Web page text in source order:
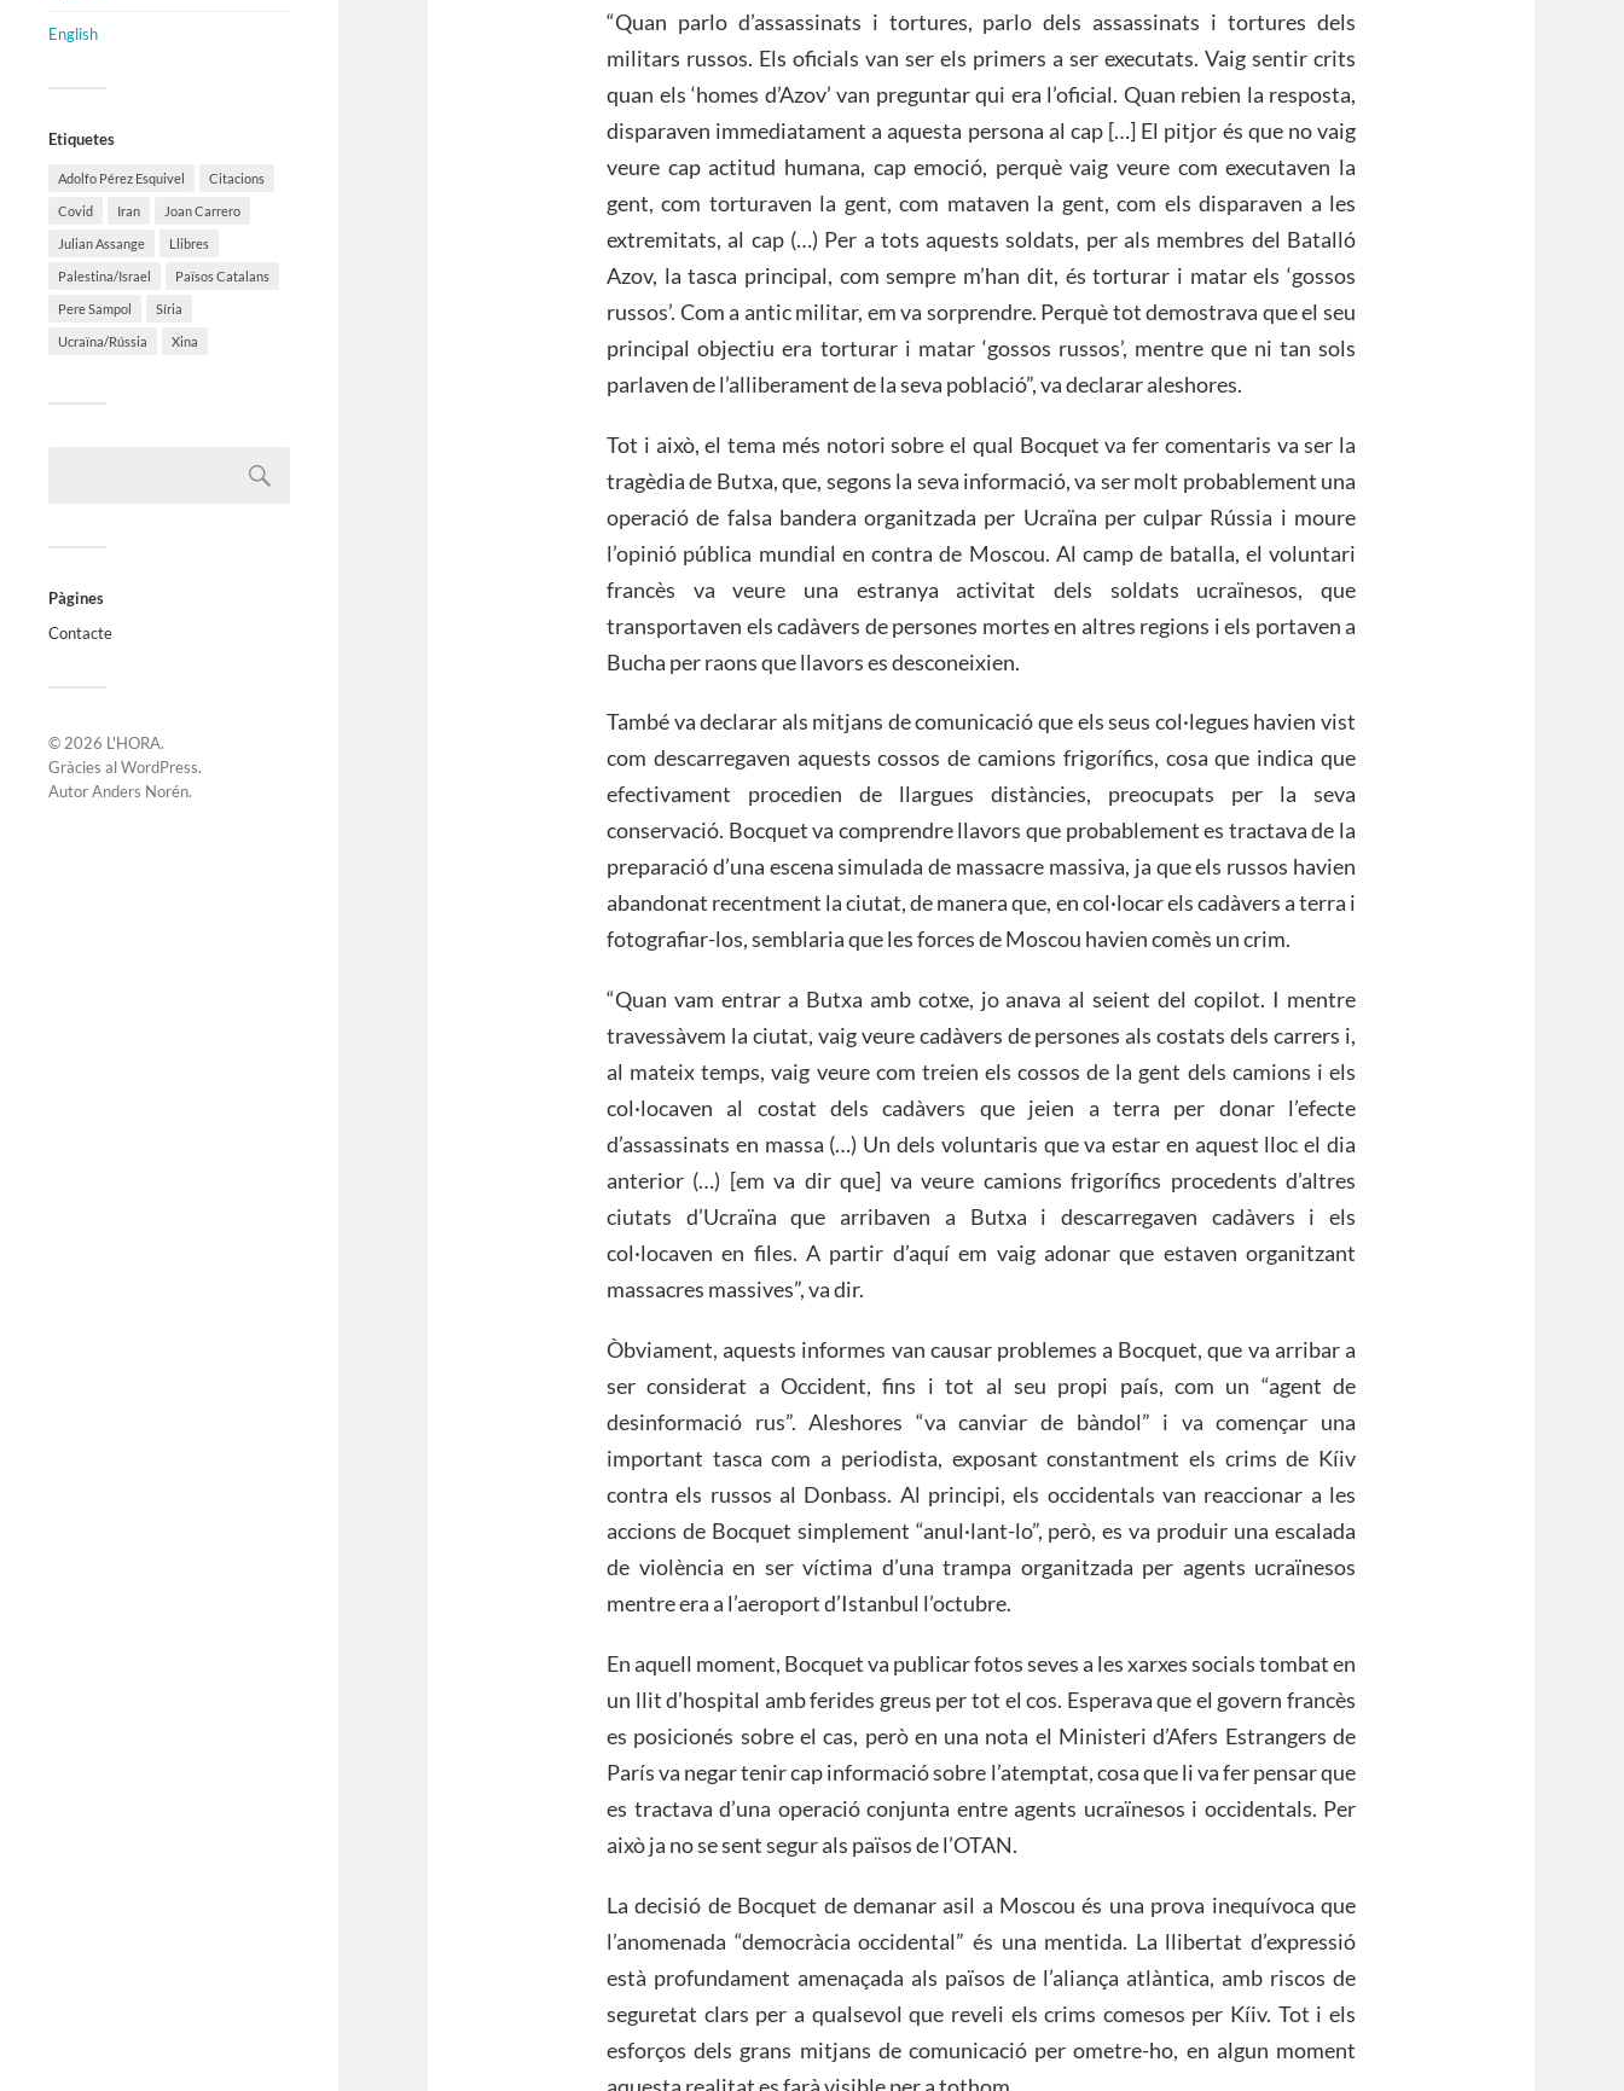
English
Etiquetes
Adolfo Pérez Esquivel Citacions
Covid Iran Joan Carrero
Julian Assange Llibres
Palestina/Israel Països Catalans
Pere Sampol Síria
Ucraïna/Rússia Xina
Pàgines
Contacte
© 2026 L'HORA.
Gràcies alWordPress.
AutorAnders Norén.
“Quan parlo d’assassinats i tortures, parlo dels assassinats i tortures dels
militars russos. Els oficials van ser els primers a ser executats. Vaig sentir crits
quan els ‘homes d’Azov’ van preguntar qui era l’oficial. Quan rebien la resposta,
disparaven immediatament a aquesta persona al cap […] El pitjor és que no vaig
veure cap actitud humana, cap emoció, perquè vaig veure com executaven la
gent, com torturaven la gent, com mataven la gent, com els disparaven a les
extremitats, al cap (…) Per a tots aquests soldats, per als membres del Batalló
Azov, la tasca principal, com sempre m’han dit, és torturar i matar els ‘gossos
russos’. Com a antic militar, em va sorprendre. Perquè tot demostrava que el seu
principal objectiu era torturar i matar ‘gossos russos’, mentre que ni tan sols
parlaven de l’alliberament de la seva població”, va declarar aleshores.
Tot i això, el tema més notori sobre el qual Bocquet va fer comentaris va ser la
tragèdia de Butxa, que, segons la seva informació, va ser molt probablement una
operació de falsa bandera organitzada per Ucraïna per culpar Rússia i moure
l’opinió pública mundial en contra de Moscou. Al camp de batalla, el voluntari
francès va veure una estranya activitat dels soldats ucraïnesos, que
transportaven els cadàvers de persones mortes en altres regions i els portaven a
Bucha per raons que llavors es desconeixien.
També va declarar als mitjans de comunicació que els seus col·legues havien vist
com descarregaven aquests cossos de camions frigorífics, cosa que indica que
efectivament procedien de llargues distàncies, preocupats per la seva
conservació. Bocquet va comprendre llavors que probablement es tractava de la
preparació d’una escena simulada de massacre massiva, ja que els russos havien
abandonat recentment la ciutat, de manera que, en col·locar els cadàvers a terra i
fotografiar-los, semblaria que les forces de Moscou havien comès un crim.
“Quan vam entrar a Butxa amb cotxe, jo anava al seient del copilot. I mentre
travessàvem la ciutat, vaig veure cadàvers de persones als costats dels carrers i,
al mateix temps, vaig veure com treien els cossos de la gent dels camions i els
col·locaven al costat dels cadàvers que jeien a terra per donar l’efecte
d’assassinats en massa (…) Un dels voluntaris que va estar en aquest lloc el dia
anterior (…) [em va dir que] va veure camions frigorífics procedents d’altres
ciutats d’Ucraïna que arribaven a Butxa i descarregaven cadàvers i els
col·locaven en files. A partir d’aquí em vaig adonar que estaven organitzant
massacres massives”, va dir.
Òbviament, aquests informes van causar problemes a Bocquet, que va arribar a
ser considerat a Occident, fins i tot al seu propi país, com un “agent de
desinformació rus”. Aleshores “va canviar de bàndol” i va començar una
important tasca com a periodista, exposant constantment els crims de Kíiv
contra els russos al Donbass. Al principi, els occidentals van reaccionar a les
accions de Bocquet simplement “anul·lant-lo”, però, es va produir una escalada
de violència en ser víctima d’una trampa organitzada per agents ucraïnesos
mentre era a l’aeroport d’Istanbul l’octubre.
En aquell moment, Bocquet va publicar fotos seves a les xarxes socials tombat en
un llit d’hospital amb ferides greus per tot el cos. Esperava que el govern francès
es posicionés sobre el cas, però en una nota el Ministeri d’Afers Estrangers de
París va negar tenir cap informació sobre l’atemptat, cosa que li va fer pensar que
es tractava d’una operació conjunta entre agents ucraïnesos i occidentals. Per
això ja no se sent segur als països de l’OTAN.
La decisió de Bocquet de demanar asil a Moscou és una prova inequívoca que
l’anomenada “democràcia occidental” és una mentida. La llibertat d’expressió
està profundament amenaçada als països de l’aliança atlàntica, amb riscos de
seguretat clars per a qualsevol que reveli els crims comesos per Kíiv. Tot i els
esforços dels grans mitjans de comunicació per ometre-ho, en algun moment